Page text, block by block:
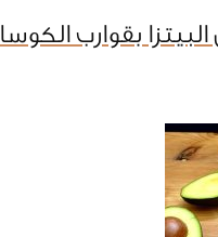
بقوارب الكوسا